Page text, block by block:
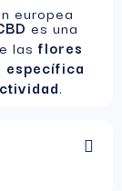
europea
es una
las flores
específica
.